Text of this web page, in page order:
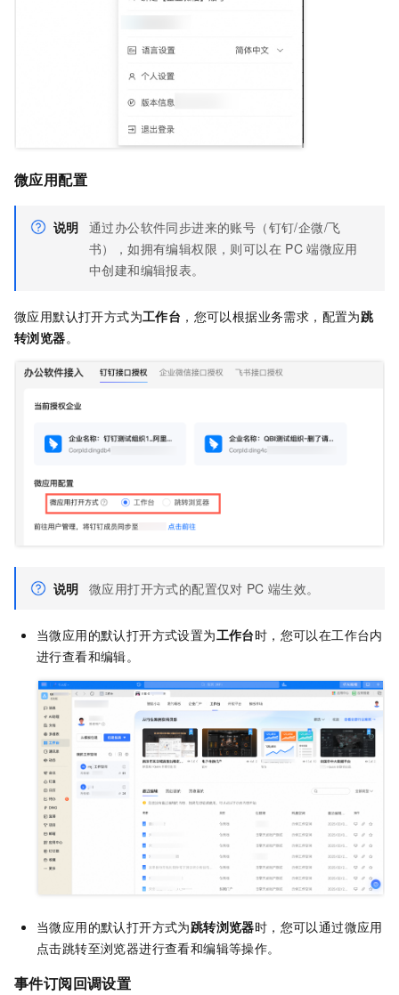
微应用配置
说明 通过办公软件同步进来的账号（钉钉/企微/飞
书），如拥有编辑权限，则可以在 PC 端微应用
中创建和编辑报表。
微应用默认打开方式为工作台 ，您可以根据业务需求，配置为跳
转浏览器。
说明 微应用打开方式的配置仅对 PC 端生效。
当微应用的默认打开方式设置为工作台时，您可以在工作台内
进行查看和编辑。
当微应用的默认打开方式为跳转浏览器时，您可以通过微应用
点击跳转至浏览器进行查看和编辑等操作。
事件订阅回调设置